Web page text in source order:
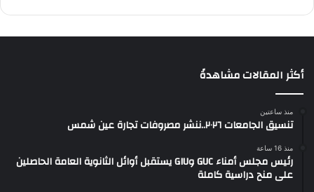
أكثر المقالات مشاهدةً
منذ ساعتين
تنسيق الجامعات ٢٠٢٦..ننشر مصروفات تجارة عين شمس
منذ 16 ساعة
رئيس مجلس أمناء GUC وGIU يستقبل أوائل الثانوية العامة الحاصلين
على منح دراسية كاملة